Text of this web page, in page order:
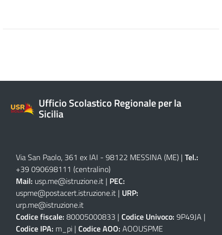
Ufficio Scolastico Regionale per la
Sicilia
Via San Paolo, 361 ex IAI - 98122 MESSINA (ME) | Tel.:
+39 090698111 (centralino)
Mail: usp.me@istruzione.it | PEC:
uspme@postacert.istruzione.it | URP:
urp.me@istruzione.it
Codice fiscale: 80005000833 | Codice Univoco: 9P49JA |
Codice IPA: m_pi | Codice AOO: AOOUSPME